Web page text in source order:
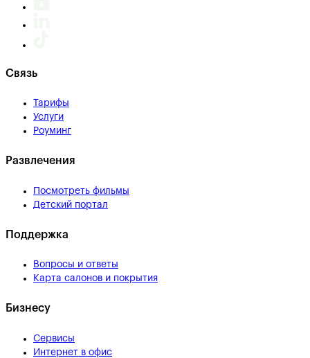
Связь
Тарифы
Услуги
Роуминг
Развлечения
Посмотреть фильмы
Детский портал
Поддержка
Вопросы и ответы
Карта салонов и покрытия
Бизнесу
Сервисы
Интернет в офис